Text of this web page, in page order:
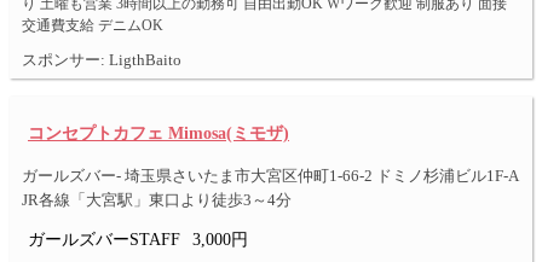
り 土曜も営業 3時間以上の勤務可 自由出勤OK Wワーク歓迎 制服あり 面接
交通費支給 デニムOK
スポンサー: LigthBaito
コンセプトカフェ Mimosa(ミモザ)
ガールズバー- 埼玉県さいたま市大宮区仲町1-66-2 ドミノ杉浦ビル1F-A
JR各線「大宮駅」東口より徒歩3～4分
ガールズバーSTAFF 3,000円